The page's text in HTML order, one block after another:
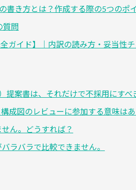
書き方とは？作成する際の5つのポ
質問
ガイド】｜内訳の読み方・妥当性
提案書は、それだけで不採用にすべ
成図のレビューに参加する意味は
ん。どうすれば？
ラバラで比較できません。